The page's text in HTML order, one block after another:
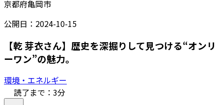
京都府亀岡市
公開日： 2024-10-15
【乾 芽衣さん】歴史を深掘りして見つける“オンリ
ーワン”の魅力。
環境・エネルギー
読了まで： 3分